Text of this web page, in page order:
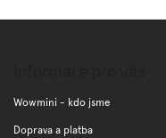
Wowmini - kdo jsme
Doprava a platba